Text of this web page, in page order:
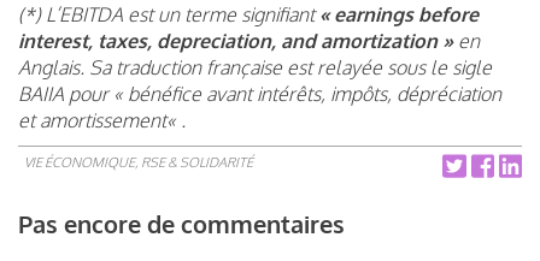
(*) L’EBITDA est un terme signifiant« earnings before
interest, taxes, depreciation, and amortization »en
Anglais. Sa traduction française est relayée sous le sigle
BAIIA pour « bénéfice avant intérêts, impôts, dépréciation
et amortissement« .
VIE ÉCONOMIQUE, RSE & SOLIDARITÉ
Pas encore de commentaires